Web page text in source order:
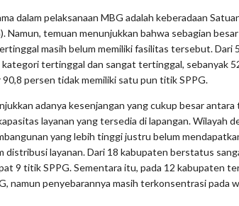
dalam pelaksanaan MBG adalah keberadaan
Namun, temuan menunjukkan bahwa sebagian
masih belum memiliki fasilitas tersebut. Dari
kategori tertinggal dan sangat tertinggal, sebanyak
persen tidak memiliki satu pun titik SPPG.
adanya kesenjangan yang cukup besar
layanan yang tersedia di lapangan. Wilayah
yang lebih tinggi justru belum
distribusi layanan. Dari 18 kabupaten berstatus
9 titik SPPG. Sementara itu, pada 12 kabupaten
namun penyebarannya masih terkonsentrasi pada